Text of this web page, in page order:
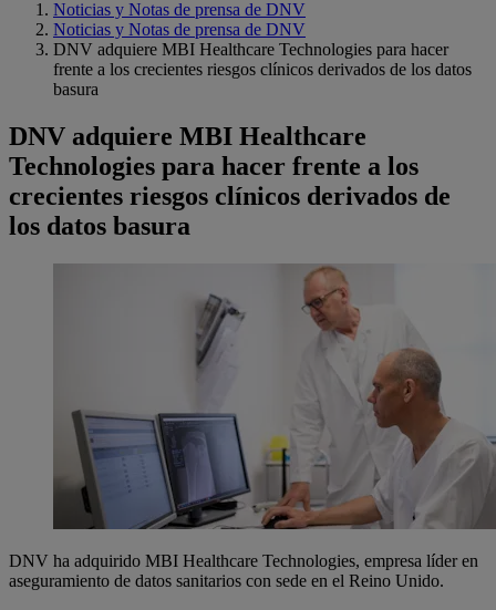
Noticias y Notas de prensa de DNV
Noticias y Notas de prensa de DNV
DNV adquiere MBI Healthcare Technologies para hacer
frente a los crecientes riesgos clínicos derivados de los datos
basura
DNV adquiere MBI Healthcare
Technologies para hacer frente a los
crecientes riesgos clínicos derivados de
los datos basura
DNV ha adquirido MBI Healthcare Technologies, empresa líder en
aseguramiento de datos sanitarios con sede en el Reino Unido.